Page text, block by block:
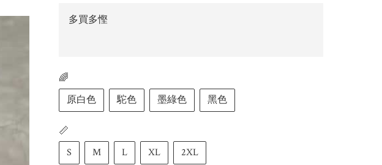
多買多慳
🌈
原白色
駝色 墨綠色 黑色
📏
S
M L XL 2XL